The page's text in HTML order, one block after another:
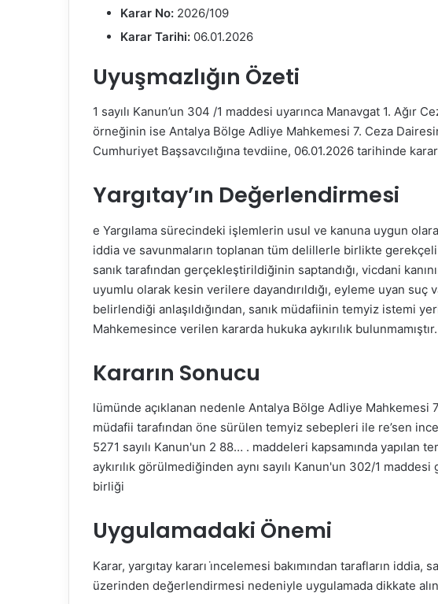
r
m
Karar No: 2026/109
Karar Tarihi: 06.01.2026
Uyuşmazlığın Özeti
1 sayılı Kanun’un 304 /1 maddesi uyarınca Manavgat 1. Ağır
örneğinin ise Antalya Bölge Adliye Mahkemesi 7. Ceza
Cumhuriyet Başsavcılığına tevdiine, 06.01.2026 tarihinde
Yargıtay’ın Değerlendirmesi
e Yargılama sürecindeki işlemlerin usul ve kanuna uygun
iddia ve savunmaların toplanan tüm delillerle birlikte gerekçeli
sanık tarafından gerçekleştirildiğinin saptandığı, vicdani
uyumlu olarak kesin verilere dayandırıldığı, eyleme uyan suç
belirlendiği anlaşıldığından, sanık müdafiinin temyiz istemi
Mahkemesince verilen kararda hukuka aykırılık
Kararın Sonucu
lümünde açıklanan nedenle Antalya Bölge Adliye Mahkemesi
müdafii tarafından öne sürülen temyiz sebepleri ile re’sen
5271 sayılı Kanun'un 2 88… . maddeleri kapsamında yapılan
aykırılık görülmediğinden aynı sayılı Kanun'un 302/1
birliği
Uygulamadaki Önemi
Karar, yargıtay kararı i̇ncelemesi bakımından tarafların iddia,
üzerinden değerlendirmesi nedeniyle uygulamada dikkate